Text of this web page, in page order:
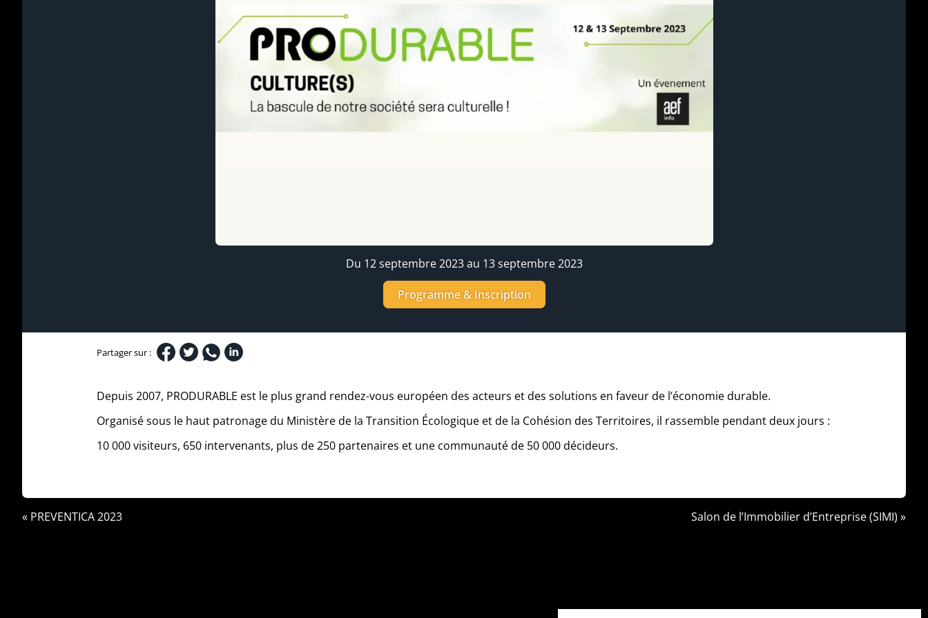
Du 12 septembre 2023 au 13 septembre 2023
Programme & Inscription
Partager sur :
Depuis 2007, PRODURABLE est le plus grand rendez-vous européen des acteurs et des solutions en faveur de l’économie durable.
Organisé sous le haut patronage du Ministère de la Transition Écologique et de la Cohésion des Territoires, il rassemble pendant deux jours :
10 000 visiteurs, 650 intervenants, plus de 250 partenaires et une communauté de 50 000 décideurs.
« PREVENTICA 2023 Salon de l’Immobilier d’Entreprise (SIMI) »